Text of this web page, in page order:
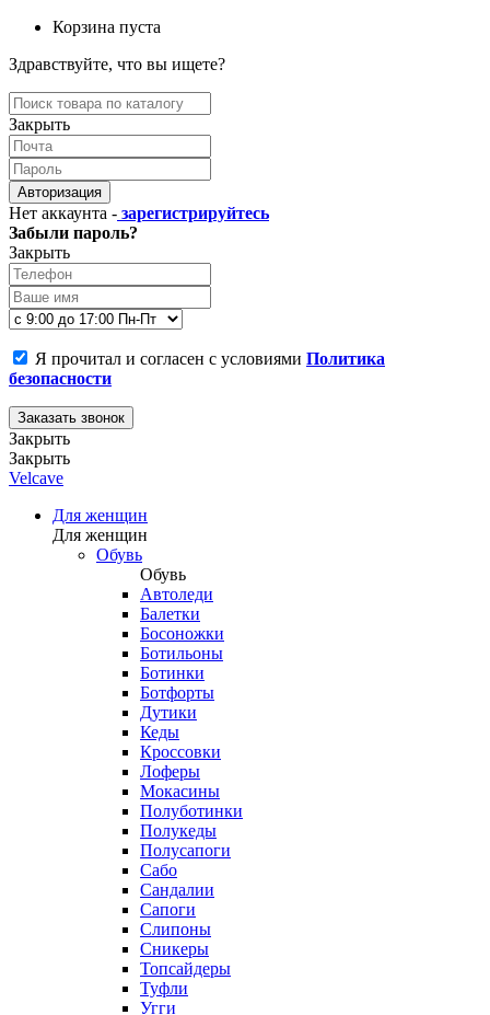
Корзина пуста
Здравствуйте, что вы ищете?
Закрыть
Авторизация
Нет аккаунта - зарегистрируйтесь
Забыли пароль?
Закрыть
Я прочитал и согласен с условиями Политика
безопасности
Заказать звонок
Закрыть
Закрыть
Velcave
Для женщин
Для женщин
Обувь
Обувь
Автоледи
Балетки
Босоножки
Ботильоны
Ботинки
Ботфорты
Дутики
Кеды
Кроссовки
Лоферы
Мокасины
Полуботинки
Полукеды
Полусапоги
Сабо
Сандалии
Сапоги
Слипоны
Сникеры
Топсайдеры
Туфли
Угги